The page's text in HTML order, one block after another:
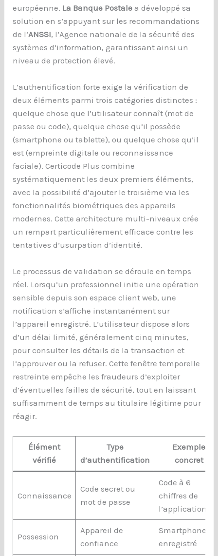
européenne. La Banque Postale a développé sa
solution en s’appuyant sur les recommandations
de l’ANSSI, l’Agence nationale de la sécurité des
systèmes d’information, garantissant ainsi un
niveau de protection élevé.
L’authentification forte exige la vérification de
deux éléments parmi trois catégories distinctes :
quelque chose que l’utilisateur connaît (mot de
passe ou code), quelque chose qu’il possède
(smartphone ou tablette), ou quelque chose qu’il
est (empreinte digitale ou reconnaissance
faciale). Certicode Plus combine
systématiquement les deux premiers éléments,
avec la possibilité d’ajouter le troisième via les
fonctionnalités biométriques des appareils
modernes. Cette architecture multi-niveaux crée
un rempart particulièrement efficace contre les
tentatives d’usurpation d’identité.
Le processus de validation se déroule en temps
réel. Lorsqu’un professionnel initie une opération
sensible depuis son espace client web, une
notification s’affiche instantanément sur
l’appareil enregistré. L’utilisateur dispose alors
d’un délai limité, généralement cinq minutes,
pour consulter les détails de la transaction et
l’approuver ou la refuser. Cette fenêtre temporelle
restreinte empêche les fraudeurs d’exploiter
d’éventuelles failles de sécurité, tout en laissant
suffisamment de temps au titulaire légitime pour
réagir.
Élément
vérifié
Type
d’authentification
Exemple
concret
Connaissance
Code secret ou
mot de passe
Code à 6
chiffres de
l’application
Possession
Appareil de
confiance
Smartphone
enregistré